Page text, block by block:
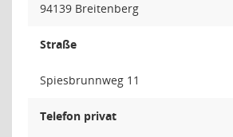
94139 Breitenberg
Straße
Spiesbrunnweg 11
Telefon privat